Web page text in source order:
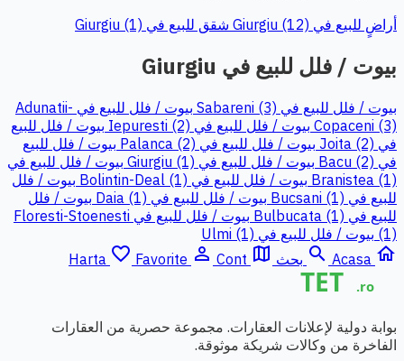
أراضٍ للبيع في Giurgiu (12) شقق للبيع في Giurgiu (1)
بيوت / فلل للبيع في Giurgiu
بيوت / فلل للبيع في Sabareni (3)
بيوت / فلل للبيع في Adunatii-
Copaceni (3) بيوت / فلل للبيع في Iepuresti (2)
بيوت / فلل للبيع
في Joita (2)
بيوت / فلل للبيع في Palanca (2)
بيوت / فلل للبيع
في Bacu (2)
بيوت / فلل للبيع في Giurgiu (1)
بيوت / فلل للبيع في
Branistea (1) بيوت / فلل للبيع في Bolintin-Deal (1)
بيوت / فلل
للبيع في Bucsani (1)
بيوت / فلل للبيع في Daia (1)
بيوت / فلل
للبيع في Bulbucata (1)
بيوت / فلل للبيع في Floresti-Stoenesti
(1) بيوت / فلل للبيع في Ulmi (1)
home
Acasa
search بحث map
Harta favorite_border Favorite person_outline Cont
بوابة دولية لإعلانات العقارات. مجموعة حصرية من العقارات
الفاخرة من وكالات شريكة موثوقة.